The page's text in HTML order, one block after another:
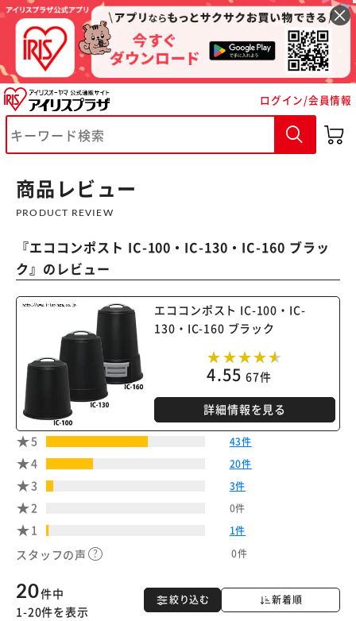
ログイン/会員情報
商品レビュー
PRODUCT REVIEW
『エココンポスト IC-100・IC-130・IC-160 ブラッ
ク』のレビュー
エココンポスト IC-100・IC-
130・IC-160 ブラック
4.55 67件
詳細情報を見る
5 43件
4 20件
3 3件
2 0件
1 1件
スタッフの声 0件
絞り込む 新着順
20件中
1-20件を表示
※ご確認ください
カートに入れる 購入手続きへ